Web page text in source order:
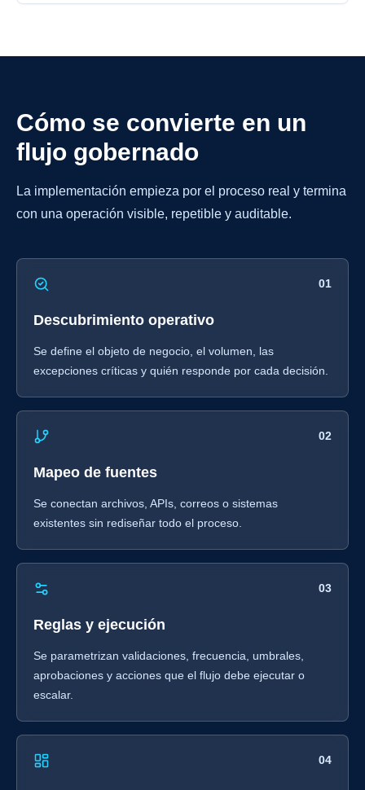
Cómo se convierte en un
flujo gobernado
La implementación empieza por el proceso real y termina
con una operación visible, repetible y auditable.
01
Descubrimiento operativo
Se define el objeto de negocio, el volumen, las
excepciones críticas y quién responde por cada decisión.
02
Mapeo de fuentes
Se conectan archivos, APIs, correos o sistemas
existentes sin rediseñar todo el proceso.
03
Reglas y ejecución
Se parametrizan validaciones, frecuencia, umbrales,
aprobaciones y acciones que el flujo debe ejecutar o
escalar.
04